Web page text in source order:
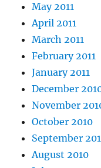
May 2011
April 2011
March 2011
February 2011
January 2011
December
November
October 2010
September
August 2010